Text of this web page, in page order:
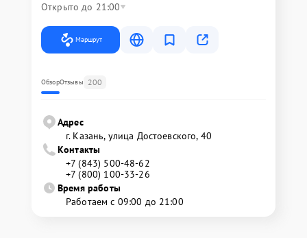
Открыто до 21:00
Маршрут
ОбзорОтзывы 200
Адрес
г. Казань, улица Достоевского, 40
Контакты
+7 (843) 500-48-62
+7 (800) 100-33-26
Время работы
Работаем с 09:00 до 21:00